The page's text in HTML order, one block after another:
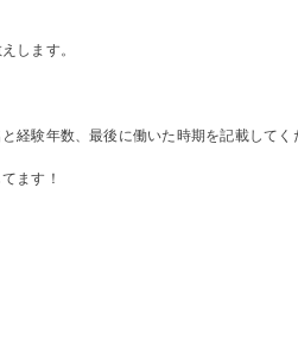
します。
経験年数、最後に働いた時期を記載してく
ます！